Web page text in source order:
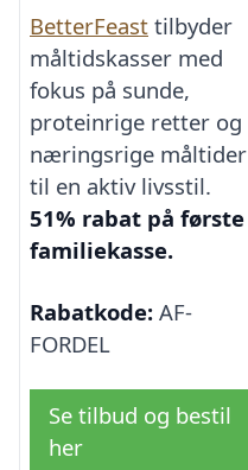
BetterFeast tilbyder
måltidskasser med
fokus på sunde,
proteinrige retter og
næringsrige måltider
til en aktiv livsstil.
51% rabat på første
familiekasse.
Rabatkode: AF-
FORDEL
Se tilbud og bestil
her